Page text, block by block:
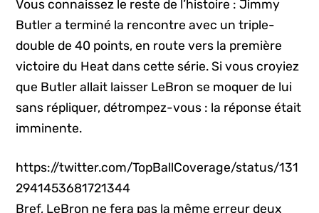
Vous connaissez le reste de l’histoire : Jimmy
Butler a terminé la rencontre avec un triple-
double de 40 points, en route vers la première
victoire du Heat dans cette série. Si vous croyiez
que Butler allait laisser LeBron se moquer de lui
sans répliquer, détrompez-vous : la réponse était
imminente.
https://twitter.com/TopBallCoverage/status/131
2941453681721344
Bref, LeBron ne fera pas la même erreur deux